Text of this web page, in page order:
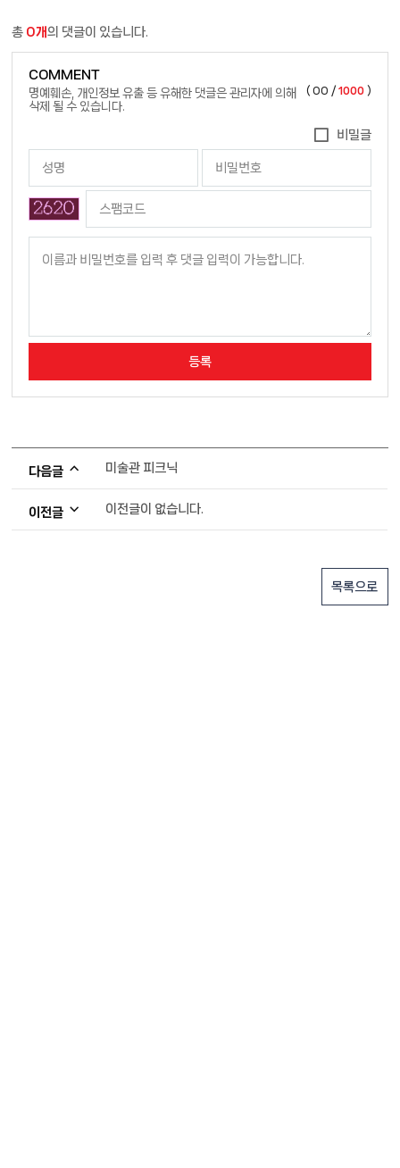
총 0개의 댓글이 있습니다.
COMMENT
명예훼손, 개인정보 유출 등 유해한 댓글은 관리자에 의해
삭제 될 수 있습니다.
(00 /1000 )
비밀글
다음글 미술관 피크닉
이전글 이전글이 없습니다.
목록으로